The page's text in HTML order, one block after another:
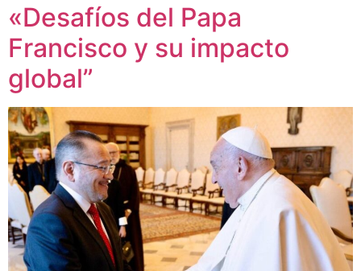
«Desafíos del Papa
Francisco y su impacto
global”